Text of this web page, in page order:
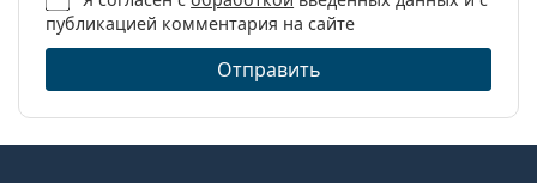
пролонгированного ношения.
Часто задаваемые вопросы
Контактные линзы
пролонгированного
ношения
Силикон-
гидрогелевые
публикацией комментария на сайте
Отправить